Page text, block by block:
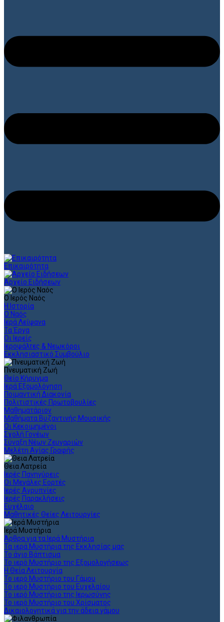
Επικαιρότητα
Αρχείο Ειδήσεων
Ο Ιερός Ναός
Η Ιστορία
Ο Ναός
Ιερά Λείψανα
Τα Έργα
Οι Ιερείς
Ιεροψάλτες & Νεωκόροι
Εκκλησιαστικό Συμβούλιο
Πνευματική Ζωή
Θείο Κήρυγμα
Ιερά Εξομολόγηση
Ποιμαντική Διακονία
Πολιτιστικές Πρωτοβουλίες
Μαθηματάριον
Μαθήματα Βυζαντινής Μουσικής
Οι Κεκοιμημένοι
Σχολή Γονέων
Σύναξη Νέων Ζευγαριών
Μελέτη Αγίας Γραφής
Θεια Λατρεία
Ιερές Πανηγύρεις
Οι Μεγάλες Εορτές
Ιερές Αγρυπνίες
Ιερές Παρακλήσεις
Ευχέλαιο
Μαθητικές Θείες Λειτουργίες
Ιερά Μυστήρια
Άρθρα για τα Ιερά Μυστήρια
Τα ιερά Μυστήρια της Εκκλησίας μας
Το άγιο Βάπτισμα
Το ιερό Μυστήριο της Εξομολογήσεως
Η Θεία Λειτουργία
Το ιερό Μυστήριο του Γάμου
Το ιερό Μυστήριο του Ευχελαίου
Το ιερό Μυστήριο της Ιερωσύνης
Το ιερό Μυστήριο του Χρίσματος
Δικαιολογητικά για την άδεια γάμου